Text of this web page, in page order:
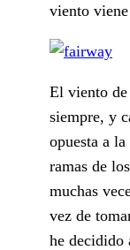
viento
El viento de
siempre, y
opuesta a
ramas de
muchas
vez de
he decidido